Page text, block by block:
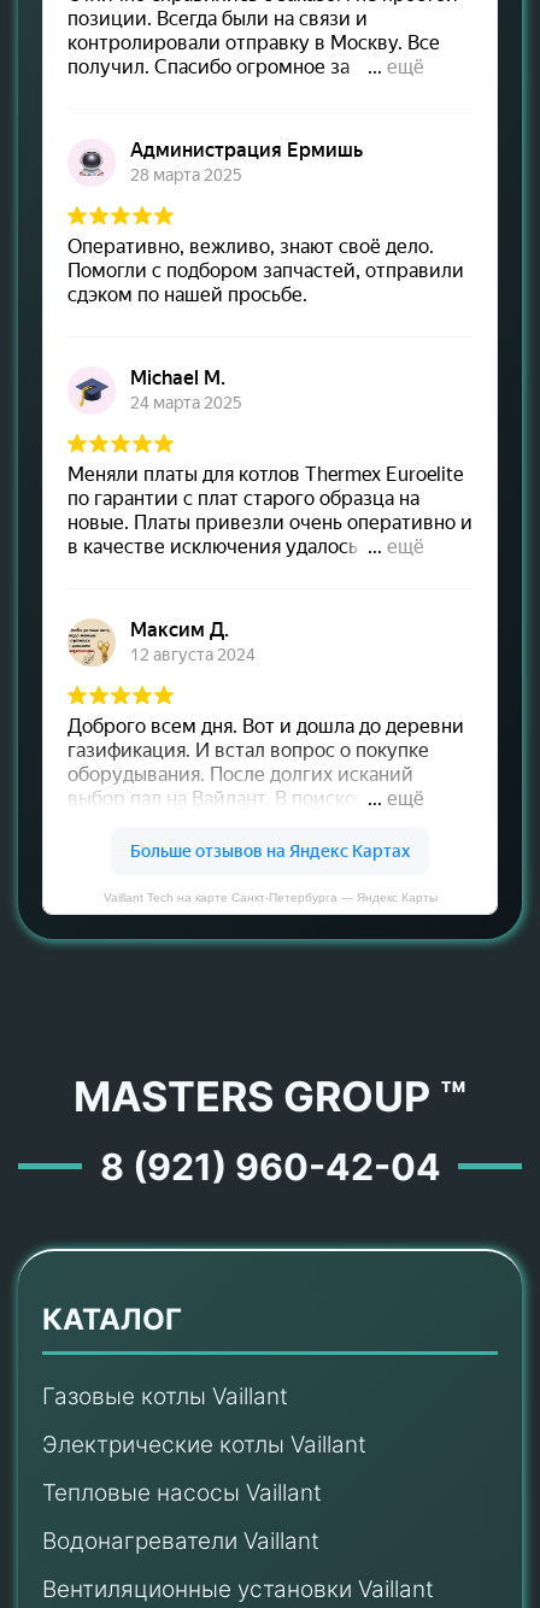
Vaillant Tech на карте Санкт‑Петербурга — Яндекс Карты
MASTERS GROUP ™
8 (921) 960-42-04
КАТАЛОГ
Газовые котлы Vaillant
Электрические котлы Vaillant
Тепловые насосы Vaillant
Водонагреватели Vaillant
Вентиляционные установки Vaillant